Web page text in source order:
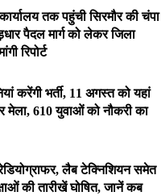
तक पहुंची सिरमौर की चंपा
पैदल मार्ग को लेकर जिला
रिपोर्ट
करेंगी भर्ती, 11 अगस्त को यहां
मेला, 610 युवाओं को नौकरी का
लैब टेक्निशियन समेत
की तारीखें घोषित, जानें कब